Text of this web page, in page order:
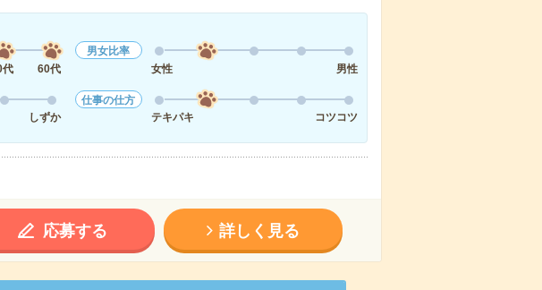
代 60代
男女比率
女性
男性
しずか
仕事の仕方
テキパキ
コツコツ
応募する 詳しく見る